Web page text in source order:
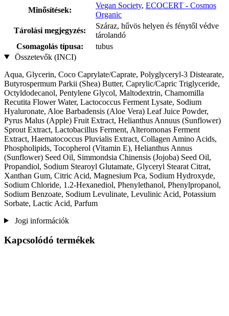
Minősítések:
Vegan Society, ECOCERT - Cosmos
Organic
Tárolási megjegyzés:
Száraz, hűvös helyen és fénytől védve
tárolandó
Csomagolás típusa:
tubus
Összetevők (INCI)
Aqua, Glycerin, Coco Caprylate/Caprate, Polyglyceryl-3 Distearate,
Butyrospermum Parkii (Shea) Butter, Caprylic/Capric Triglyceride,
Octyldodecanol, Pentylene Glycol, Maltodextrin, Chamomilla
Recutita Flower Water, Lactococcus Ferment Lysate, Sodium
Hyaluronate, Aloe Barbadensis (Aloe Vera) Leaf Juice Powder,
Pyrus Malus (Apple) Fruit Extract, Helianthus Annuus (Sunflower)
Sprout Extract, Lactobacillus Ferment, Alteromonas Ferment
Extract, Haematococcus Pluvialis Extract, Collagen Amino Acids,
Phospholipids, Tocopherol (Vitamin E), Helianthus Annus
(Sunflower) Seed Oil, Simmondsia Chinensis (Jojoba) Seed Oil,
Propandiol, Sodium Stearoyl Glutamate, Glyceryl Stearat Citrat,
Xanthan Gum, Citric Acid, Magnesium Pca, Sodium Hydroxyde,
Sodium Chloride, 1.2-Hexanediol, Phenylethanol, Phenylpropanol,
Sodium Benzoate, Sodium Levulinate, Levulinic Acid, Potassium
Sorbate, Lactic Acid, Parfum
Jogi információk
Kapcsolódó termékek